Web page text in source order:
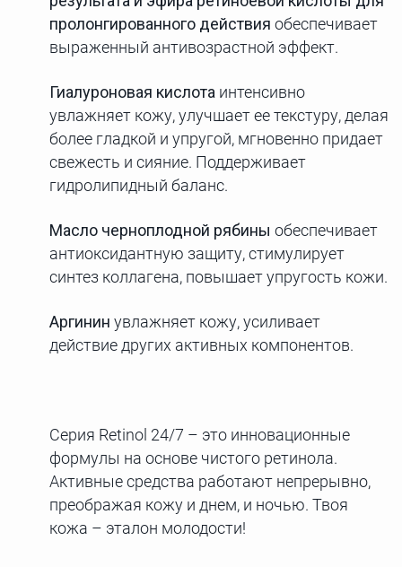
пролонгированного действия обеспечивает
выраженный антивозрастной эффект.
Гиалуроновая кислота интенсивно
увлажняет кожу, улучшает ее текстуру, делая
более гладкой и упругой, мгновенно придает
свежесть и сияние. Поддерживает
гидролипидный баланс.
Масло черноплодной рябины обеспечивает
антиоксидантную защиту, стимулирует
синтез коллагена, повышает упругость кожи.
Аргинин увлажняет кожу, усиливает
действие других активных компонентов.
Серия Retinol 24/7 – это инновационные
формулы на основе чистого ретинола.
Активные средства работают непрерывно,
преображая кожу и днем, и ночью. Твоя
кожа – эталон молодости!